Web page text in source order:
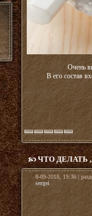
Очень
В его состав
ЧТО ДЕЛАТЬ
8-09-2018, 19:36 |
sergei